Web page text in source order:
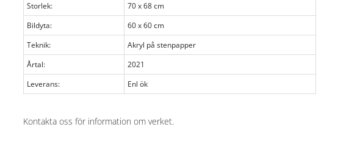
Storlek:
70 x 68 cm
Bildyta:
60 x 60 cm
Teknik:
Akryl på stenpapper
Årtal:
2021
Leverans:
Enl ök
Kontakta oss för information om verket.